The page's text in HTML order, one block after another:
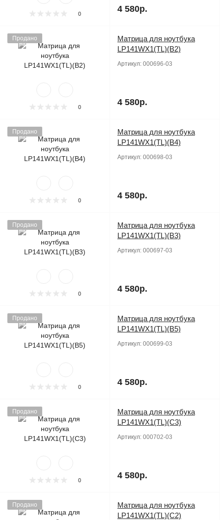
0 4 580р.
Продано
0
Матрица для ноутбука
LP141WX1(TL)(B2)
Артикул: 000696-03
4 580р.
Продано
0
Матрица для ноутбука
LP141WX1(TL)(B4)
Артикул: 000698-03
4 580р.
Продано
0
Матрица для ноутбука
LP141WX1(TL)(B3)
Артикул: 000697-03
4 580р.
Продано
0
Матрица для ноутбука
LP141WX1(TL)(B5)
Артикул: 000699-03
4 580р.
Продано
0
Матрица для ноутбука
LP141WX1(TL)(C3)
Артикул: 000702-03
4 580р.
Продано
Матрица для ноутбука
LP141WX1(TL)(C2)